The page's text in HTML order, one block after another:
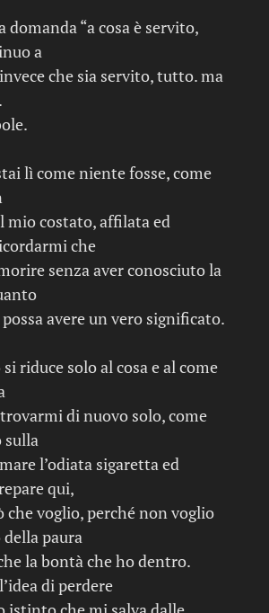
domanda “a cosa è servito,
a
che sia servito, tutto. ma
lì come niente fosse, come
costato, affilata ed
che
senza aver conosciuto la
avere un vero significato.
riduce solo al cosa e al come
di nuovo solo, come
sulla
l’odiata sigaretta ed
qui,
che voglio, perché non voglio
paura
la bontà che ho dentro.
di perdere